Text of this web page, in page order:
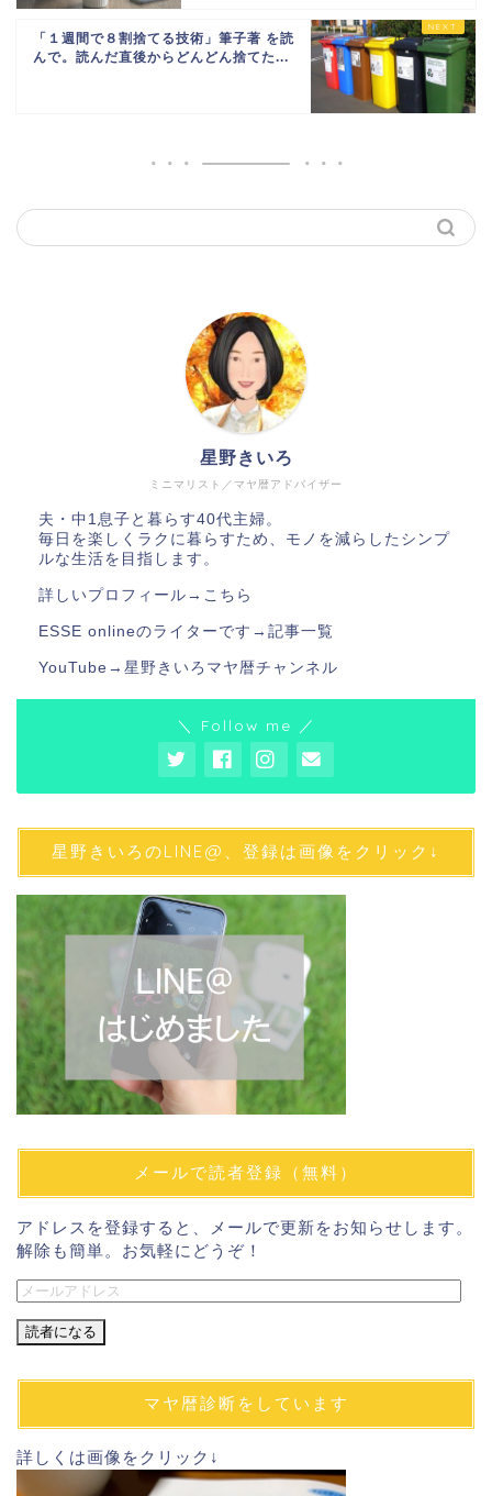
「１週間で８割捨てる技術」筆子著 を読
んで。読んだ直後からどんどん捨てた...
ミニマリスト／マヤ暦アドバイザー
星野きいろ
夫・中1息子と暮らす40代主婦。
毎日を楽しくラクに暮らすため、モノを減らしたシンプ
ルな生活を目指します。
詳しいプロフィール→ こちら
ESSE onlineのライターです→ 記事一覧
YouTube→ 星野きいろマヤ暦チャンネル
＼ Follow me ／
星野きいろのLINE@、登録は画像をクリック↓
メールで読者登録（無料）
アドレスを登録すると、メールで更新をお知らせします。
解除も簡単。お気軽にどうぞ！
メ
ル
ド
ス
マヤ暦診断をしています
詳しくは画像をクリック↓